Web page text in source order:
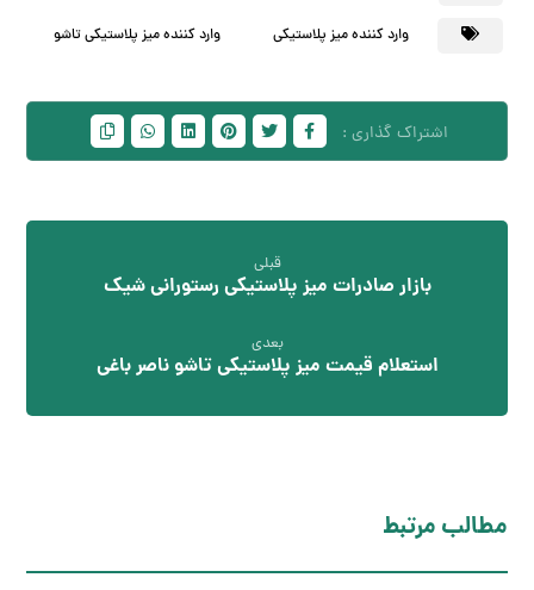
وارد کننده میز پلاستیکی وارد کننده میز پلاستیکی تاشو
قبلی
بازار صادرات میز پلاستیکی رستورانی شیک
بعدی
استعلام قیمت میز پلاستیکی تاشو ناصر باغی
مطالب مرتبط